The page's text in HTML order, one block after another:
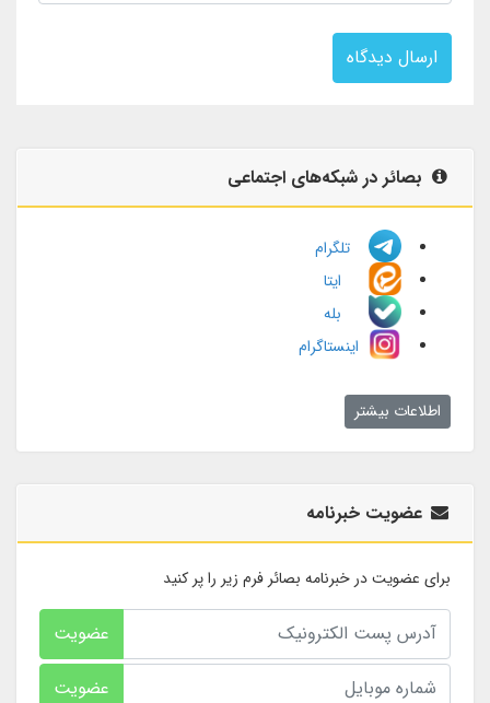
ارسال دیدگاه
بصائر در شبکه‌های اجتماعی
تلگرام
ایتا
بله
اینستاگرام
اطلاعات بیشتر
عضویت خبرنامه
برای عضویت در خبرنامه بصائر فرم زیر را پر کنید
عضویت
عضویت